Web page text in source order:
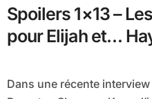
Spoilers 1×13 –
pour Elijah et…
Dans une récente interview accordée à Hollywood